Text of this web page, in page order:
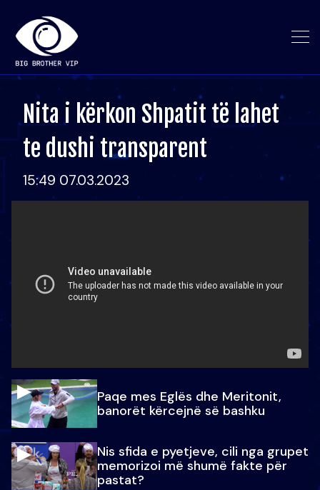
Nita i kërkon Shpatit të lahet
te dushi transparent
15:49 07.03.2023
Paqe mes Eglës dhe Meritonit,
banorët kërcejnë së bashku
Nis sfida e pyetjeve, cili nga grupet
memorizoi më shumë fakte për
pastat?